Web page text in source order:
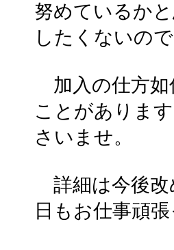
努めているか
したくないの
加入の仕方如
ことがありま
さいませ。
詳細は今後改
日もお仕事頑